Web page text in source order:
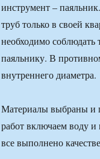
инструмент –
труб только в своей
необходимо соблюдать
паяльнику. В
внутреннего диаметра.
Материалы выбраны и
работ включаем воду и
все выполнено